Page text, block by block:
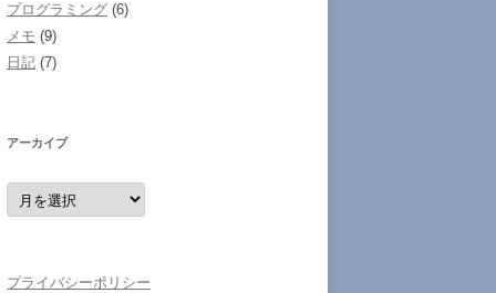
プログラミング (6)
メモ (9)
日記 (7)
アーカイブ
ア
ー
カ
プライバシーポリシー